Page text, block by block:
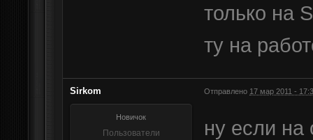
только на
ту на
Sirkom Отправлено 17 мар 2011 -
Новичок
Пользователи
ну если на